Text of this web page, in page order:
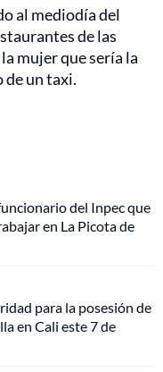
al mediodía del
de las
mujer que sería la
de un taxi.
del Inpec que
en La Picota de
para la posesión de
en Cali este 7 de